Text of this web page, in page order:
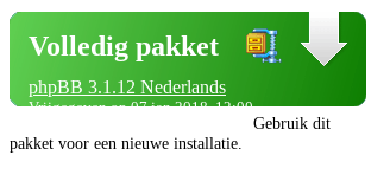
Volledig pakket
phpBB 3.1.12 Nederlands
Vrijgegeven op 07 jan 2018, 12:00
Gebruik dit
pakket voor een nieuwe installatie.